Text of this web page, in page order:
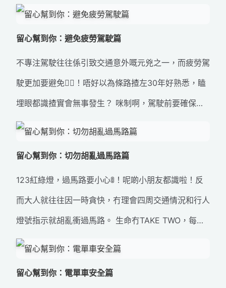
過馬路😵‍💫！ 等我拎出蛋蛋揚聲器，睇吓大家會唔會變
行小知識 #勿亂衝紅燈
留心幫到你：避免疲勞駕駛篇
不專注駕駛往往係引致交通意外嘅元兇之一，而疲勞駕
駛更加要避免🙅‍♀️！唔好以為條路揸左30年好熟悉，瞌
埋眼都識揸實會無事發生？ 咪制啊，駕駛前要確保有
充足嘅休息，如感覺疲倦，就不要駕駛！負責任嘅道路
全
留心幫到你：切勿胡亂過馬路篇
123紅綠燈，過馬路要小心🚦！呢啲小朋友都識啦！反
而大人就往往因一時貪快，冇理會四周交通情況和行人
燈號指示就胡亂衝過馬路。 生命冇TAKE TWO，每當
需要橫過馬路，都要格外小心，注意車輛，遵守交通規
留心幫到你：電單車安全篇